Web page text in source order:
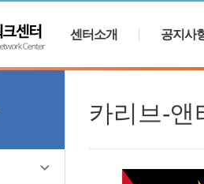
센터소개 공지사
카리브-앤